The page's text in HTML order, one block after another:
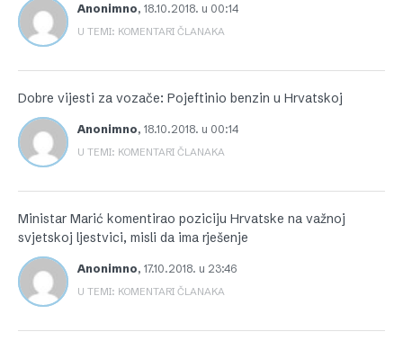
Anonimno, 18.10.2018. u 00:14
U TEMI: KOMENTARI ČLANAKA
Dobre vijesti za vozače: Pojeftinio benzin u Hrvatskoj
Anonimno, 18.10.2018. u 00:14
U TEMI: KOMENTARI ČLANAKA
Ministar Marić komentirao poziciju Hrvatske na važnoj
svjetskoj ljestvici, misli da ima rješenje
Anonimno, 17.10.2018. u 23:46
U TEMI: KOMENTARI ČLANAKA